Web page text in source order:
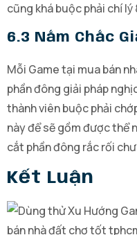
cũng khá buộc phải chí
6.3 Nắm Chắc
Mỗi Game tại mua bán
phần đông giải pháp
thành viên buộc phải
này để sẽ gồm được thể
cắt phần đông rắc rối
Kết Luận